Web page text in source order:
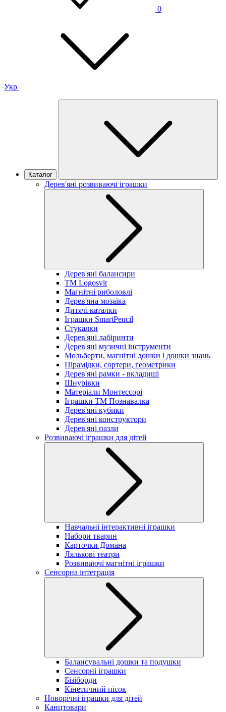
0
Укр
Каталог
Дерев'яні розвиваючі іграшки
Дерев'яні балансири
TM Logosvit
Магнітні риболовлі
Дерев'яна мозаїка
Дитячі каталки
Іграшки SmartPencil
Стукалки
Дерев'яні лабіринти
Дерев'яні музичні інструменти
Мольберти, магнітні дошки і дошки знань
Пірамідки, сортери, геометрики
Дерев'яні рамки - вкладиші
Шнурівки
Матеріали Монтессорі
Іграшки ТМ Познавалка
Дерев'яні кубики
Дерев'яні конструктори
Дерев'яні пазли
Розвиваючі іграшки для дітей
Навчальні інтерактивні іграшки
Набори тварин
Карточки Домана
Лялькові театри
Розвиваючі магнітні іграшки
Сенсорна інтеграція
Балансувальні дошки та подушки
Сенсорні іграшки
Бізіборди
Кінетичний пісок
Новорічні іграшки для дітей
Канцтовари